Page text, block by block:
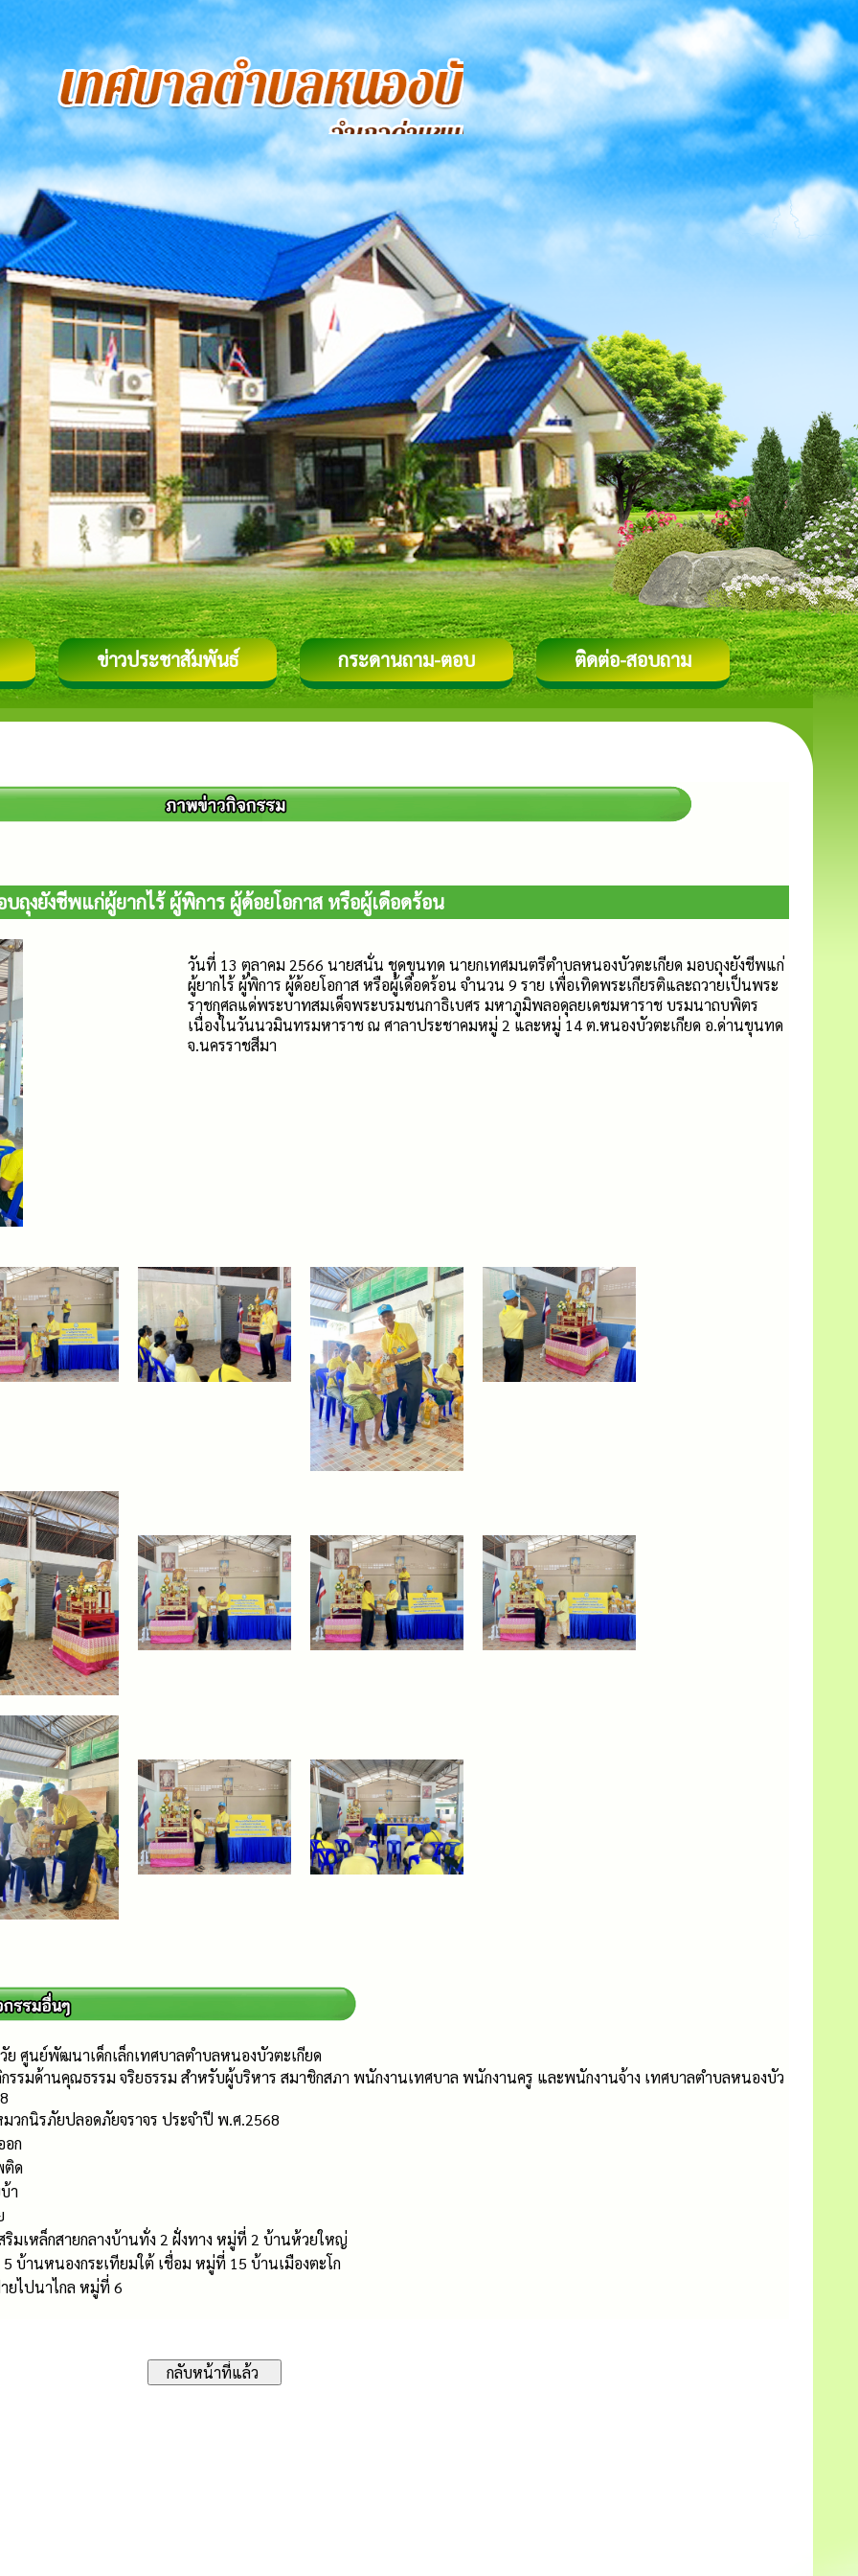
ข่าวประชาสัมพันธ์ กระดานถาม-ตอบ ติดต่อ-สอบถาม
บถุงยังชีพแก่ผู้ยากไร้ ผู้พิการ ผู้ด้อยโอกาส หรือผู้เดือดร้อน
วันที่ 13 ตุลาคม 2566 นายสนั่น ชุดขุนทด นายกเทศมนตรีตำบลหนองบัวตะเกียด มอบถุงยังชีพแก่
ผู้ยากไร้ ผู้พิการ ผู้ด้อยโอกาส หรือผู้เดือดร้อน จำนวน 9 ราย เพื่อเทิดพระเกียรติและถวายเป็นพระ
ราชกุศลแด่พระบาทสมเด็จพระบรมชนกาธิเบศร มหาภูมิพลอดุลยเดชมหาราช บรมนาถบพิตร
เนื่องในวันนวมินทรมหาราช ณ ศาลาประชาคมหมู่ 2 และหมู่ 14 ต.หนองบัวตะเกียด อ.ด่านขุนทด
จ.นครราชสีมา
ย ศูนย์พัฒนาเด็กเล็กเทศบาลตำบลหนองบัวตะเกียด
รรมด้านคุณธรรม จริยธรรม สำหรับผู้บริหาร สมาชิกสภา พนักงานเทศบาล พนักงานครู และพนักงานจ้าง เทศบาลตำบลหนองบัว
วกนิรภัยปลอดภัยจราจร ประจำปี พ.ศ.2568
อก
ติด
า
ริมเหล็กสายกลางบ้านทั่ง 2 ฝั่งทาง หมู่ที่ 2 บ้านห้วยใหญ่
บ้านหนองกระเทียมใต้ เชื่อม หมู่ที่ 15 บ้านเมืองตะโก
ยไปนาไกล หมู่ที่ 6